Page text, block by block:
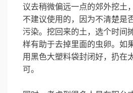
议去稍微偏远一点的郊外挖土
不建议使用的，因为不清楚是
污染。挖回来的土，选个时间
样有助于去掉里面的虫卵。如
用黑色大塑料袋封闭好，扔在
可。